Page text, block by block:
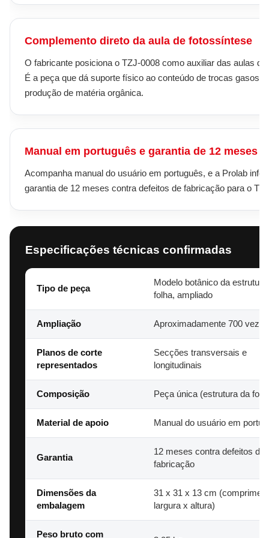
Complemento direto da aula de fotossíntese
O fabricante posiciona o TZJ-0008 como auxiliar das aulas de
É a peça que dá suporte físico ao conteúdo de trocas
produção de matéria orgânica.
Manual em português e garantia de 12 meses
Acompanha manual do usuário em português, e a Prolab
garantia de 12 meses contra defeitos de fabricação para o
Especificações técnicas confirmadas
Tipo de peça
Modelo botânico da estrutura
folha, ampliado
Ampliação Aproximadamente 700 vezes
Planos de corte
representados
Secções transversais e
longitudinais
Composição Peça única (estrutura da
Material de apoio Manual do usuário em
Garantia
12 meses contra defeitos de
fabricação
Dimensões da
embalagem
31 x 31 x 13 cm
largura x altura)
Peso bruto com